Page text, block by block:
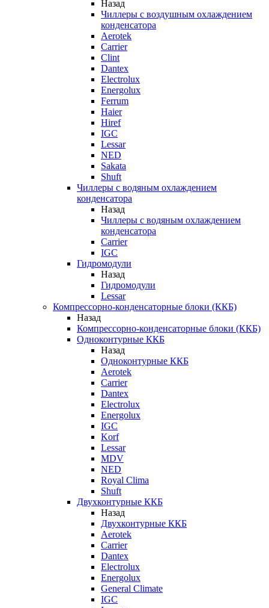
Назад
Чиллеры с воздушным охлаждением
конденсатора
Aerotek
Carrier
Clint
Dantex
Electrolux
Energolux
Ferrum
Haier
Hiref
IGC
Lessar
NED
Sakata
Shuft
Чиллеры с водяным охлаждением
конденсатора
Назад
Чиллеры с водяным охлаждением
конденсатора
Carrier
IGC
Гидромодули
Назад
Гидромодули
Lessar
Компрессорно-конденсаторные блоки (ККБ)
Назад
Компрессорно-конденсаторные блоки (ККБ)
Одноконтурные ККБ
Назад
Одноконтурные ККБ
Aerotek
Carrier
Dantex
Electrolux
Energolux
IGC
Korf
Lessar
MDV
NED
Royal Clima
Shuft
Двухконтурные ККБ
Назад
Двухконтурные ККБ
Aerotek
Carrier
Dantex
Electrolux
Energolux
General Climate
IGC